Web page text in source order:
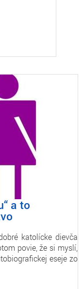
a to
katolícke dievča
povie, že si myslí,
eseje zo